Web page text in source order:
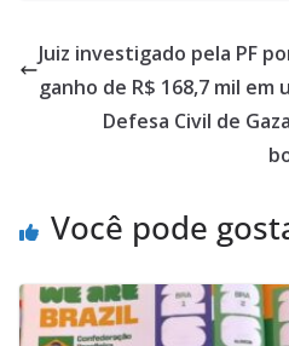
Juiz investigado pela PF
ganho de R$ 168,7 mil em
Defesa Civil de
Você pode